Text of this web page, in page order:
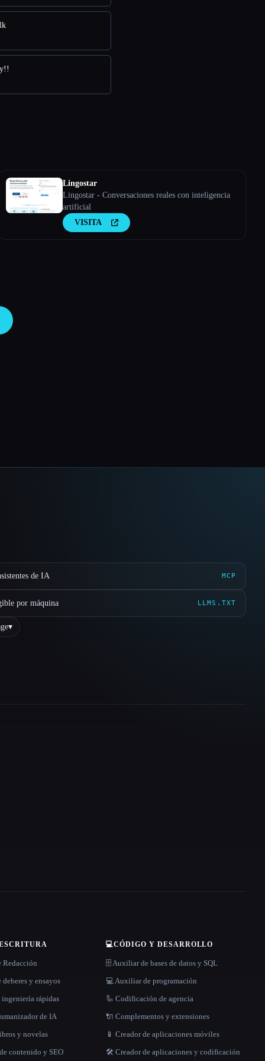
Lingostar
Lingostar - Conversaciones reales con inteligencia
artificial
VISITA
de IA MCP
por máquina LLMS.TXT
▾
y ensayos
rápidas
de IA
y novelas
contenido y SEO
💻CÓDIGO Y DESARROLLO
🗄️ Auxiliar de bases de datos y SQL
💻 Auxiliar de programación
🦾 Codificación de agencia
🔌 Complementos y extensiones
📱 Creador de aplicaciones móviles
🛠️ Creador de aplicaciones y codificación